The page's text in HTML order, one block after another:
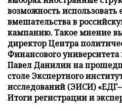
возможность использовать
вмешательства в
кампанию. Такое мнение
директор Центра
Финансового
Павел Данилин на
столе Экспертного
исследований (ЭИСИ)
Итоги регистрации и